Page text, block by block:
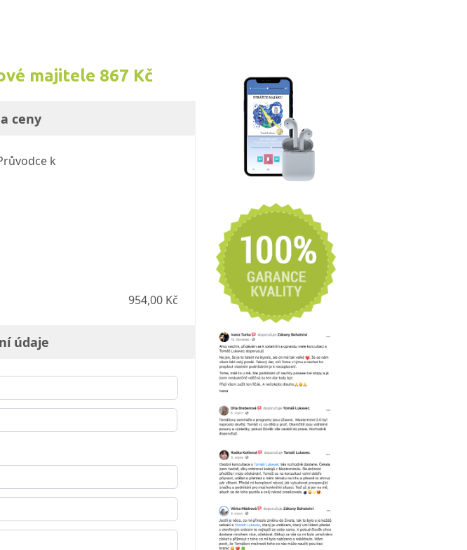
majitele 867 Kč
ceny
k
954,00 Kč
údaje